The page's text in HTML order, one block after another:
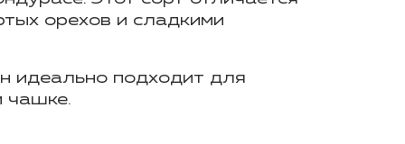
орехов и сладкими
идеально подходит для
чашке.